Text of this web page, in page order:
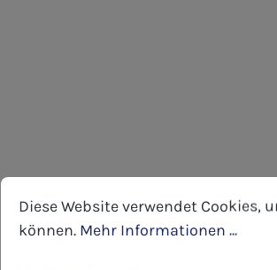
Cookie-Voreinstellungen
Diese Website verwendet Cookies,
Diese Website verwendet Cookies,
können. Mehr Informationen ...